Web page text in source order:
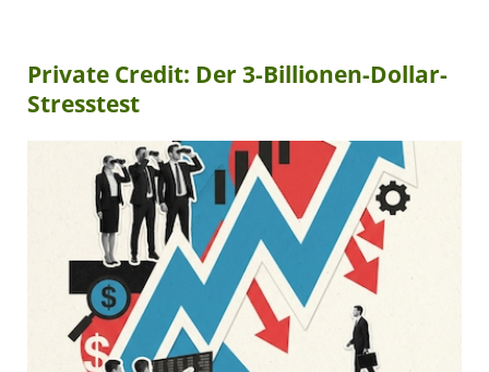
Private Credit: Der 3-Billionen-Dollar-
Stresstest